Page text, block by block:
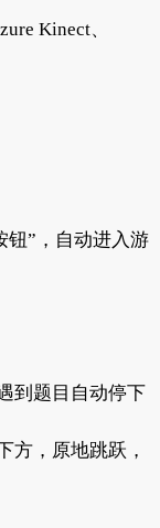
Kinect、
钮”，自动进入游
到题目自动停下
方，原地跳跃，